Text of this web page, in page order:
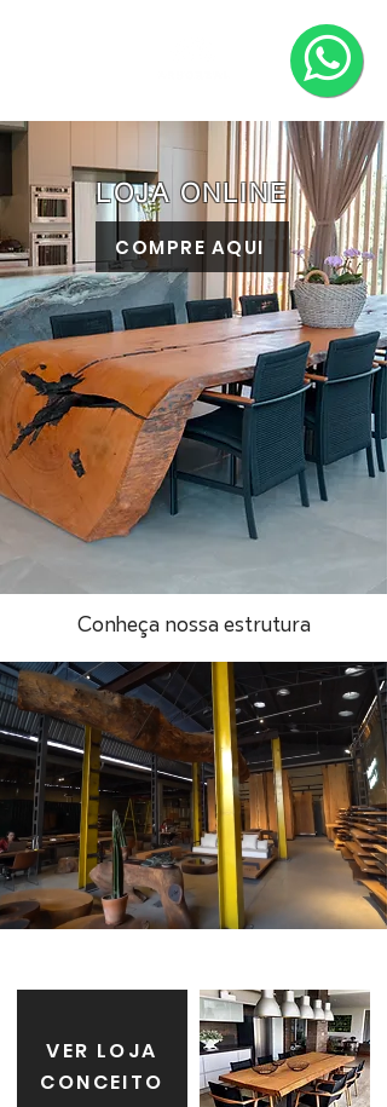
LOJA ONLINE
COMPRE AQUI
Conheça nossa estrutura
VER LOJA
CONCEITO